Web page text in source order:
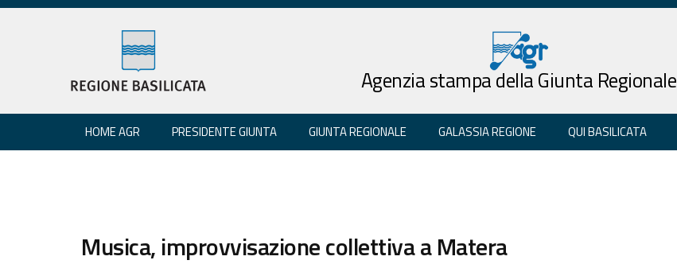
Agenzia stampa della Giunta Regionale
HOME AGR PRESIDENTE GIUNTA GIUNTA REGIONALE GALASSIA REGIONE QUI BASILICATA
Musica, improvvisazione collettiva a Matera